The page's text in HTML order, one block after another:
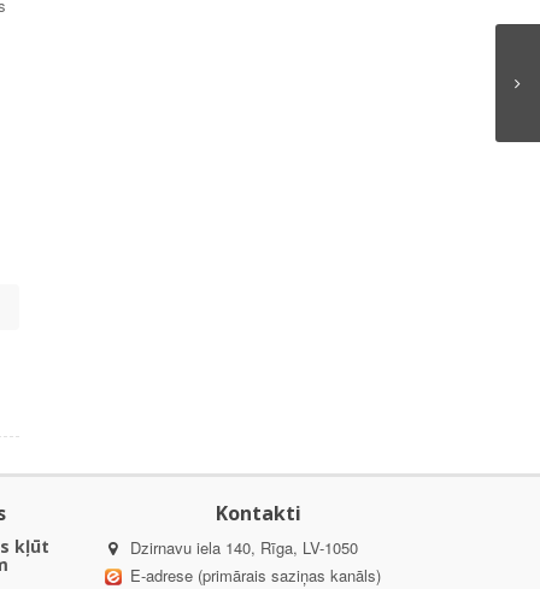
kļūt
Kontakti
Dzirnavu iela 140, Rīga, LV-1050
E-adrese (primārais saziņas kanāls)